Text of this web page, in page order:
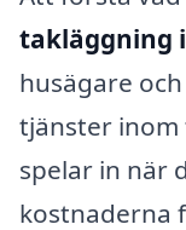
takläggning
husägare
tjänster
spelar in när
kostnaderna